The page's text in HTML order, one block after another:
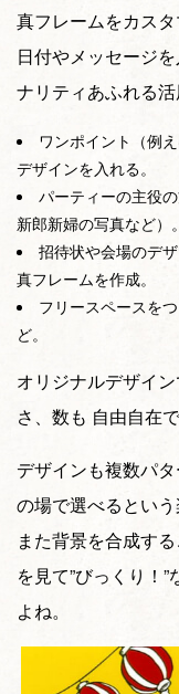
真フレームをカスタ
日付やメッセージ
ナリティあふれる活
ワンポイント（例
デザインを入れる。
パーティーの主役
新郎新婦の写真など）。
招待状や会場のデ
真フレームを作成。
フリースペースを
ど。
オリジナルデザイ
さ、数も 自由自在
デザインも複数パ
の場で選べるという
また背景を合成す
を見て”びっくり！
よね。